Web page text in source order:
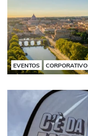
EVENTOS CORPORATIVO